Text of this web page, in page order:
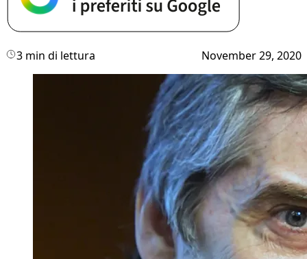
3 min di lettura November 29, 2020